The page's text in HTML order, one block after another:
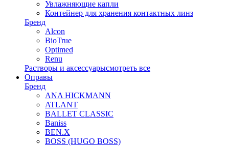
Увлажняющие капли
Контейнер для хранения контактных линз
Бренд
Alcon
BioTrue
Optimed
Renu
Растворы и аксессуарысмотреть все
Оправы
Бренд
ANA HICKMANN
ATLANT
BALLET CLASSIC
Baniss
BEN.X
BOSS (HUGO BOSS)